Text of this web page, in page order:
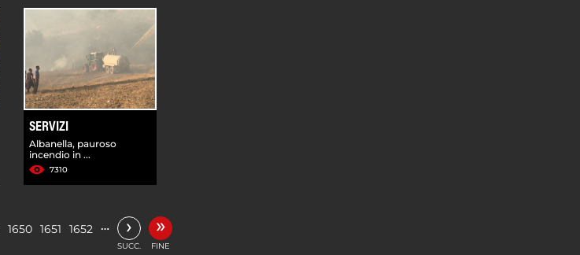
SERVIZI
Albanella, pauroso
incendio in ...
7310
1650 1651 1652 … ›
SUCC.
»
FINE